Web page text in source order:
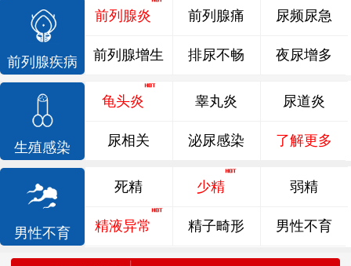
前列腺疾病
前列腺炎 前列腺痛 尿频尿急
前列腺增生 排尿不畅 夜尿增多
生殖感染
龟头炎 睾丸炎 尿道炎
尿相关 泌尿感染 了解更多
男性不育
死精 少精 弱精
精液异常 精子畸形 男性不育